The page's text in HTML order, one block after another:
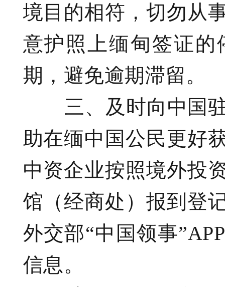
境目的相符，切勿从
意护照上缅甸签证
期，避免逾期滞留。
三、及时向中国驻
助在缅中国公民更好
中资企业按照境外投
馆（经商处）报到登
外交部“中国领事
信息。